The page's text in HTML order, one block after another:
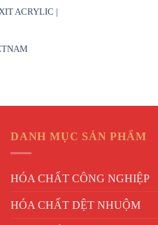
ACRYLIC |
DANH MỤC SẢN PHẨM
HÓA CHẤT CÔNG NGHIỆP
HÓA CHẤT DỆT NHUỘM